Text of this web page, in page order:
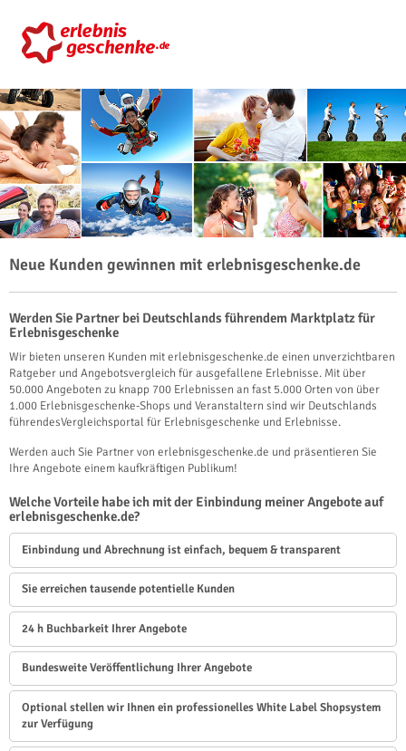
Neue Kunden gewinnen mit erlebnisgeschenke.de
Werden Sie Partner bei Deutschlands führendem Marktplatz für
Erlebnisgeschenke
Wir bieten unseren Kunden mit erlebnisgeschenke.de einen unverzichtbaren
Ratgeber und Angebotsvergleich für ausgefallene Erlebnisse. Mit über
50.000 Angeboten zu knapp 700 Erlebnissen an fast 5.000 Orten von über
1.000 Erlebnisgeschenke-Shops und Veranstaltern sind wir Deutschlands
führendesVergleichsportal für Erlebnisgeschenke und Erlebnisse.
Werden auch Sie Partner von erlebnisgeschenke.de und präsentieren Sie
Ihre Angebote einem kaufkräftigen Publikum!
Welche Vorteile habe ich mit der Einbindung meiner Angebote auf
erlebnisgeschenke.de?
Einbindung und Abrechnung ist einfach, bequem & transparent
Sie erreichen tausende potentielle Kunden
24 h Buchbarkeit Ihrer Angebote
Bundesweite Veröffentlichung Ihrer Angebote
Optional stellen wir Ihnen ein professionelles White Label Shopsystem
zur Verfügung